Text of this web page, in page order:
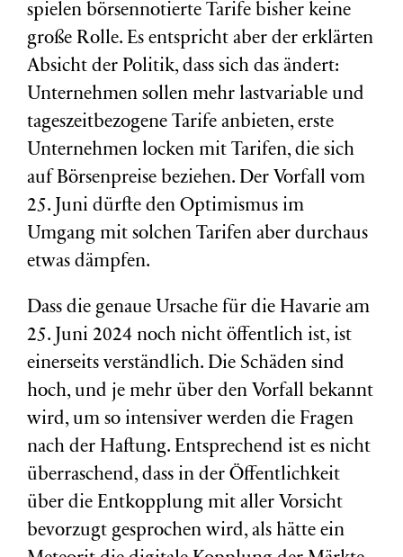
spielen börsennotierte Tarife bisher keine
große Rolle. Es entspricht aber der erklärten
Absicht der Politik, dass sich das ändert:
Unternehmen sollen mehr lastvariable und
tageszeitbezogene Tarife anbieten, erste
Unternehmen locken mit Tarifen, die sich
auf Börsenpreise beziehen. Der Vorfall vom
25. Juni dürfte den Optimismus im
Umgang mit solchen Tarifen aber durchaus
etwas dämpfen.
Dass die genaue Ursache für die Havarie am
25. Juni 2024 noch nicht öffentlich ist, ist
einerseits verständlich. Die Schäden sind
hoch, und je mehr über den Vorfall bekannt
wird, um so intensiver werden die Fragen
nach der Haftung. Entsprechend ist es nicht
überraschend, dass in der Öffentlichkeit
über die Entkopplung mit aller Vorsicht
bevorzugt gesprochen wird, als hätte ein